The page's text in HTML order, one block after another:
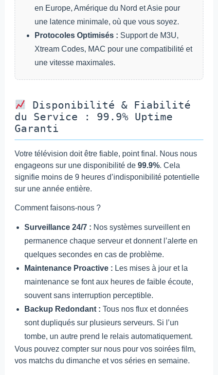
en Europe, Amérique du Nord et Asie pour
une latence minimale, où que vous soyez.
Protocoles Optimisés : Support de M3U,
Xtream Codes, MAC pour une compatibilité et
une vitesse maximales.
Disponibilité & Fiabilité
du Service : 99.9% Uptime
Garanti
Votre télévision doit être fiable, point final. Nous nous
engageons sur une disponibilité de 99.9%. Cela
signifie moins de 9 heures d’indisponibilité potentielle
sur une année entière.
Comment faisons-nous ?
Surveillance 24/7 : Nos systèmes surveillent en
permanence chaque serveur et donnent l’alerte en
quelques secondes en cas de problème.
Maintenance Proactive : Les mises à jour et la
maintenance se font aux heures de faible écoute,
souvent sans interruption perceptible.
Backup Redondant : Tous nos flux et données
sont dupliqués sur plusieurs serveurs. Si l’un
tombe, un autre prend le relais automatiquement.
Vous pouvez compter sur nous pour vos soirées film,
vos matchs du dimanche et vos séries en semaine.